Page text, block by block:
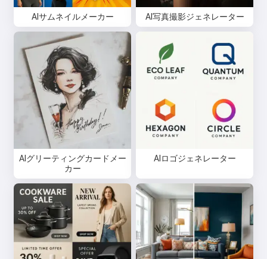
AIサムネイルメーカー AI写真撮影ジェネレーター
AIグリーティングカードメー
カー
AIロゴジェネレーター